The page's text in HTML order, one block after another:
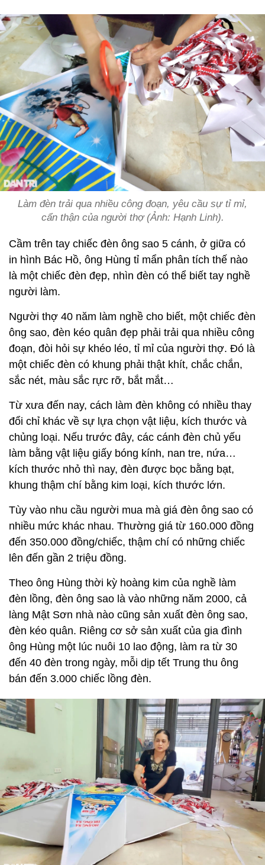
Làm đèn trải qua nhiều công đoạn, yêu cầu sự tỉ mỉ,
cẩn thận của người thợ (Ảnh: Hạnh Linh).
Cầm trên tay chiếc đèn ông sao 5 cánh, ở giữa có
in hình Bác Hồ, ông Hùng tỉ mẩn phân tích thế nào
là một chiếc đèn đẹp, nhìn đèn có thể biết tay nghề
người làm.
Người thợ 40 năm làm nghề cho biết, một chiếc đèn
ông sao, đèn kéo quân đẹp phải trải qua nhiều công
đoạn, đòi hỏi sự khéo léo, tỉ mỉ của người thợ. Đó là
một chiếc đèn có khung phải thật khít, chắc chắn,
sắc nét, màu sắc rực rỡ, bắt mắt…
Từ xưa đến nay, cách làm đèn không có nhiều thay
đổi chỉ khác về sự lựa chọn vật liệu, kích thước và
chủng loại. Nếu trước đây, các cánh đèn chủ yếu
làm bằng vật liệu giấy bóng kính, nan tre, nứa…
kích thước nhỏ thì nay, đèn được bọc bằng bạt,
khung thậm chí bằng kim loại, kích thước lớn.
Tùy vào nhu cầu người mua mà giá đèn ông sao có
nhiều mức khác nhau. Thường giá từ 160.000 đồng
đến 350.000 đồng/chiếc, thậm chí có những chiếc
lên đến gần 2 triệu đồng.
Theo ông Hùng thời kỳ hoàng kim của nghề làm
đèn lồng, đèn ông sao là vào những năm 2000, cả
làng Mật Sơn nhà nào cũng sản xuất đèn ông sao,
đèn kéo quân. Riêng cơ sở sản xuất của gia đình
ông Hùng một lúc nuôi 10 lao động, làm ra từ 30
đến 40 đèn trong ngày, mỗi dịp tết Trung thu ông
bán đến 3.000 chiếc lồng đèn.